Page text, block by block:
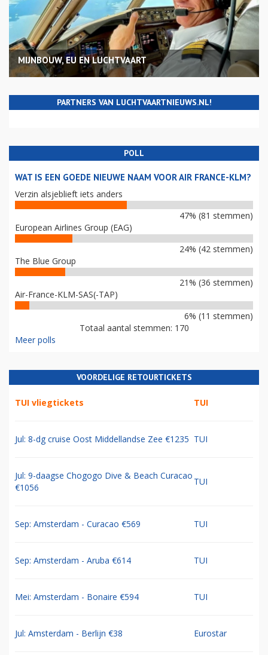
MIJNBOUW, EU EN LUCHTVAART
PARTNERS VAN LUCHTVAARTNIEUWS.NL!
POLL
WAT IS EEN GOEDE NIEUWE NAAM VOOR AIR FRANCE-KLM?
Verzin alsjeblieft iets anders
47% (81 stemmen)
European Airlines Group (EAG)
24% (42 stemmen)
The Blue Group
21% (36 stemmen)
Air-France-KLM-SAS(-TAP)
6% (11 stemmen)
Totaal aantal stemmen: 170
Meer polls
VOORDELIGE RETOURTICKETS
TUI vliegtickets TUI
Jul: 8-dg cruise Oost Middellandse Zee €1235 TUI
Jul: 9-daagse Chogogo Dive & Beach Curacao
€1056
TUI
Sep: Amsterdam - Curacao €569 TUI
Sep: Amsterdam - Aruba €614 TUI
Mei: Amsterdam - Bonaire €594 TUI
Jul: Amsterdam - Berlijn €38 Eurostar